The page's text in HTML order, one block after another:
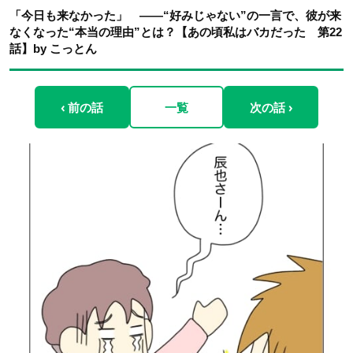
「今日も来なかった」 ――“好みじゃない”の一言で、彼が来
なくなった“本当の理由”とは？【あの頃私はバカだった 第22
話】by こっとん
‹ 前の話 一覧 次の話 ›